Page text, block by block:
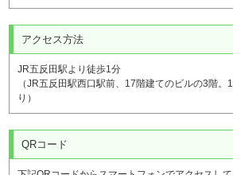
アクセス方法
JR五反田駅より徒歩1分
（JR五反田駅西口駅前、17階建てのビルの3階。
り）
QRコード